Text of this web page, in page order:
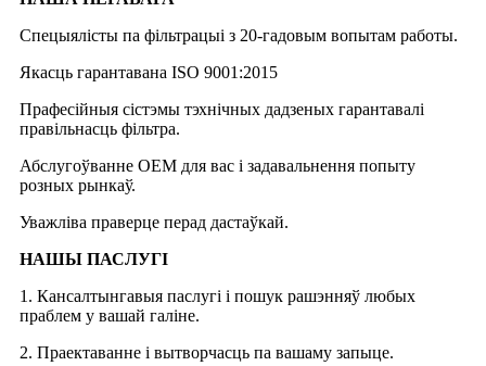
Спецыялісты па фільтрацыі з 20-гадовым вопытам работы.
Якасць гарантавана ISO 9001:2015
Прафесійныя сістэмы тэхнічных дадзеных гарантавалі
правільнасць фільтра.
Абслугоўванне OEM для вас і задавальнення попыту
розных рынкаў.
Уважліва праверце перад дастаўкай.
НАШЫ ПАСЛУГІ
1. Кансалтынгавыя паслугі і пошук рашэнняў любых
праблем у вашай галіне.
2. Праектаванне і вытворчасць па вашаму запыце.